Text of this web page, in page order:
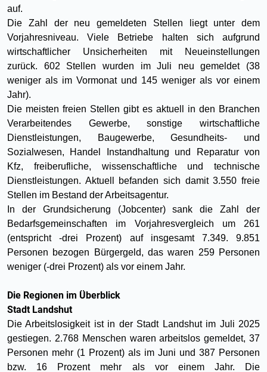
auf.
Die Zahl der neu gemeldeten Stellen liegt unter dem
Vorjahresniveau. Viele Betriebe halten sich aufgrund
wirtschaftlicher Unsicherheiten mit Neueinstellungen
zurück. 602 Stellen wurden im Juli neu gemeldet (38
weniger als im Vormonat und 145 weniger als vor einem
Jahr).
Die meisten freien Stellen gibt es aktuell in den Branchen
Verarbeitendes Gewerbe, sonstige wirtschaftliche
Dienstleistungen, Baugewerbe, Gesundheits- und
Sozialwesen, Handel Instandhaltung und Reparatur von
Kfz, freiberufliche, wissenschaftliche und technische
Dienstleistungen. Aktuell befanden sich damit 3.550 freie
Stellen im Bestand der Arbeitsagentur.
In der Grundsicherung (Jobcenter) sank die Zahl der
Bedarfsgemeinschaften im Vorjahresvergleich um 261
(entspricht -drei Prozent) auf insgesamt 7.349. 9.851
Personen bezogen Bürgergeld, das waren 259 Personen
weniger (-drei Prozent) als vor einem Jahr.
Die Regionen im Überblick
Stadt Landshut
Die Arbeitslosigkeit ist in der Stadt Landshut im Juli 2025
gestiegen. 2.768 Menschen waren arbeitslos gemeldet, 37
Personen mehr (1 Prozent) als im Juni und 387 Personen
bzw. 16 Prozent mehr als vor einem Jahr. Die